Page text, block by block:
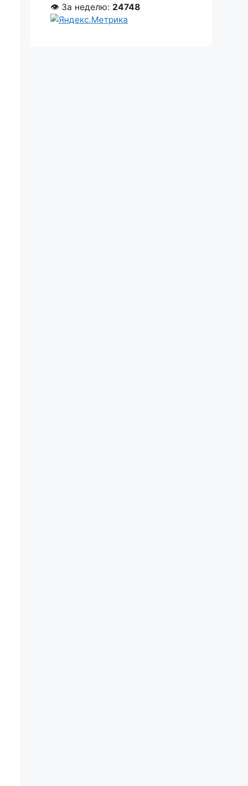
👁 За неделю: 24748